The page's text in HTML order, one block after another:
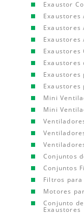
Exaustor
Exaustores
Exaustores
Exaustores
Exaustores
Exaustores
Exaustores
Exaustores
Mini
Mini
Conjuntos
Conjuntos
Filtros
Motores
Conjunto
Exaustores